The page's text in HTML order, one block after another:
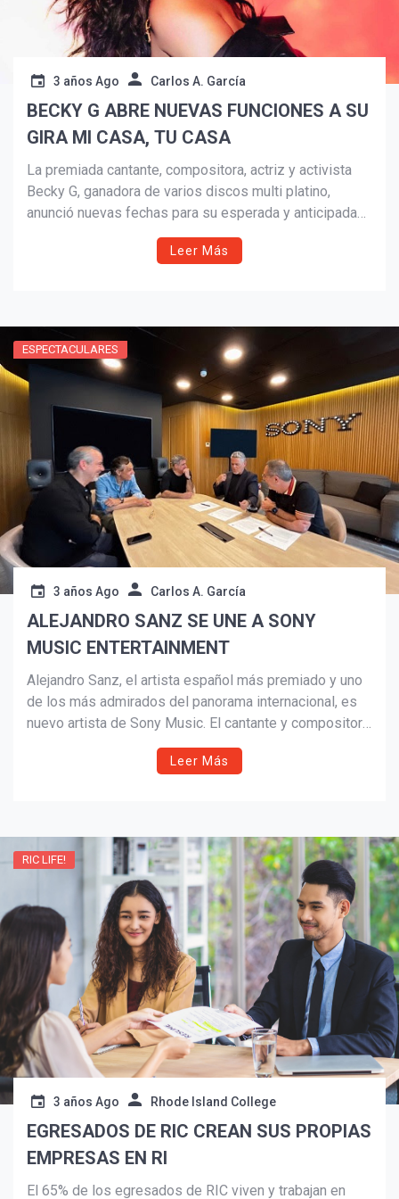
¡Suscríbete y Vive la
Experiencia!
Suscribír
3 años Ago Carlos A. García
BECKY G ABRE NUEVAS FUNCIONES A SU
GIRA MI CASA, TU CASA
La premiada cantante, compositora, actriz y activista
Becky G, ganadora de varios discos multi platino,
anunció nuevas fechas para su esperada y anticipada
primera gira Mi Casa, Tu Casa Tour la cual comienza el
14 de septiembre en Boston, MA y finaliza en Phoenix,
Leer Más
ESPECTACULARES
3 años Ago Carlos A. García
ALEJANDRO SANZ SE UNE A SONY
MUSIC ENTERTAINMENT
Alejandro Sanz, el artista español más premiado y uno
de los más admirados del panorama internacional, es
nuevo artista de Sony Music. El cantante y compositor
ha hecho un alto en el camino de su gira ‘SANZ en Vivo’
para cerrar este histórico acuerdo con su nueva casa
Leer Más
RIC LIFE!
3 años Ago Rhode Island College
EGRESADOS DE RIC CREAN SUS PROPIAS
EMPRESAS EN RI
El 65% de los egresados de RIC viven y trabajan en